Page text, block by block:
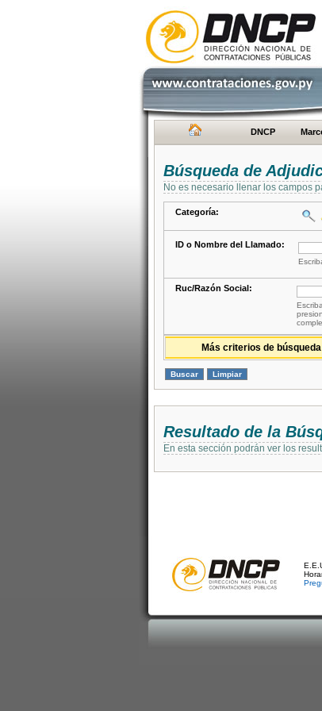
DNCP
Búsqueda de
No es necesario llenar los campos
Categoría:
ID o Nombre del Llamado:
Ruc/Razón Social:
Más criterios de búsqueda
Resultado de la
En esta sección podrán ver los